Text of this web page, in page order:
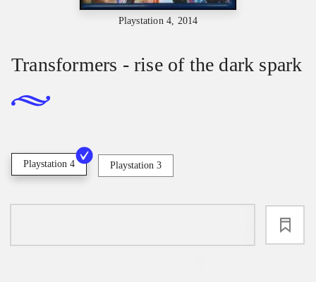
Playstation 4, 2014
Transformers - rise of the dark spark
Playstation 4 Playstation 3